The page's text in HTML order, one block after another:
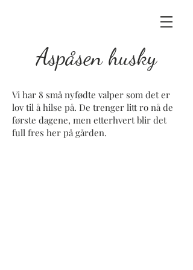
Aspåsen husky
Vi har 8 små nyfødte valper som det er
lov til å hilse på. De trenger litt ro nå de
første dagene, men etterhvert blir det
full fres her på gården.